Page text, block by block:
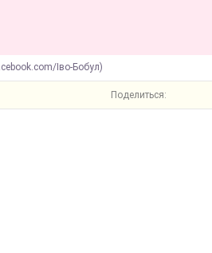
Іво-Бобул)
Поделиться: